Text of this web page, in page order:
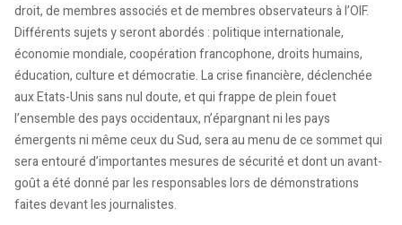
droit, de membres associés et de membres observateurs à l’OIF.
Différents sujets y seront abordés : politique internationale,
économie mondiale, coopération francophone, droits humains,
éducation, culture et démocratie. La crise financière, déclenchée
aux Etats-Unis sans nul doute, et qui frappe de plein fouet
l’ensemble des pays occidentaux, n’épargnant ni les pays
émergents ni même ceux du Sud, sera au menu de ce sommet qui
sera entouré d’importantes mesures de sécurité et dont un avant-
goût a été donné par les responsables lors de démonstrations
faites devant les journalistes.